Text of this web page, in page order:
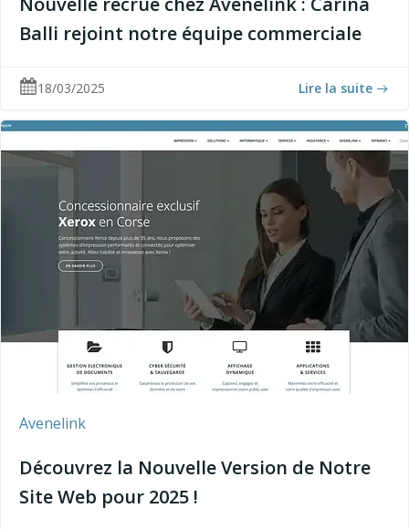
Balli rejoint notre équipe commerciale
18/03/2025 Lire la suite
Avenelink
Découvrez la Nouvelle Version de Notre
Site Web pour 2025 !